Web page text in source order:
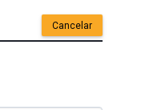
Cancelar